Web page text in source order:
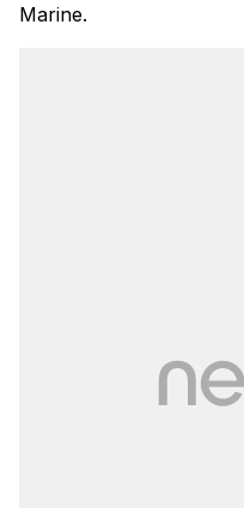
Marine.